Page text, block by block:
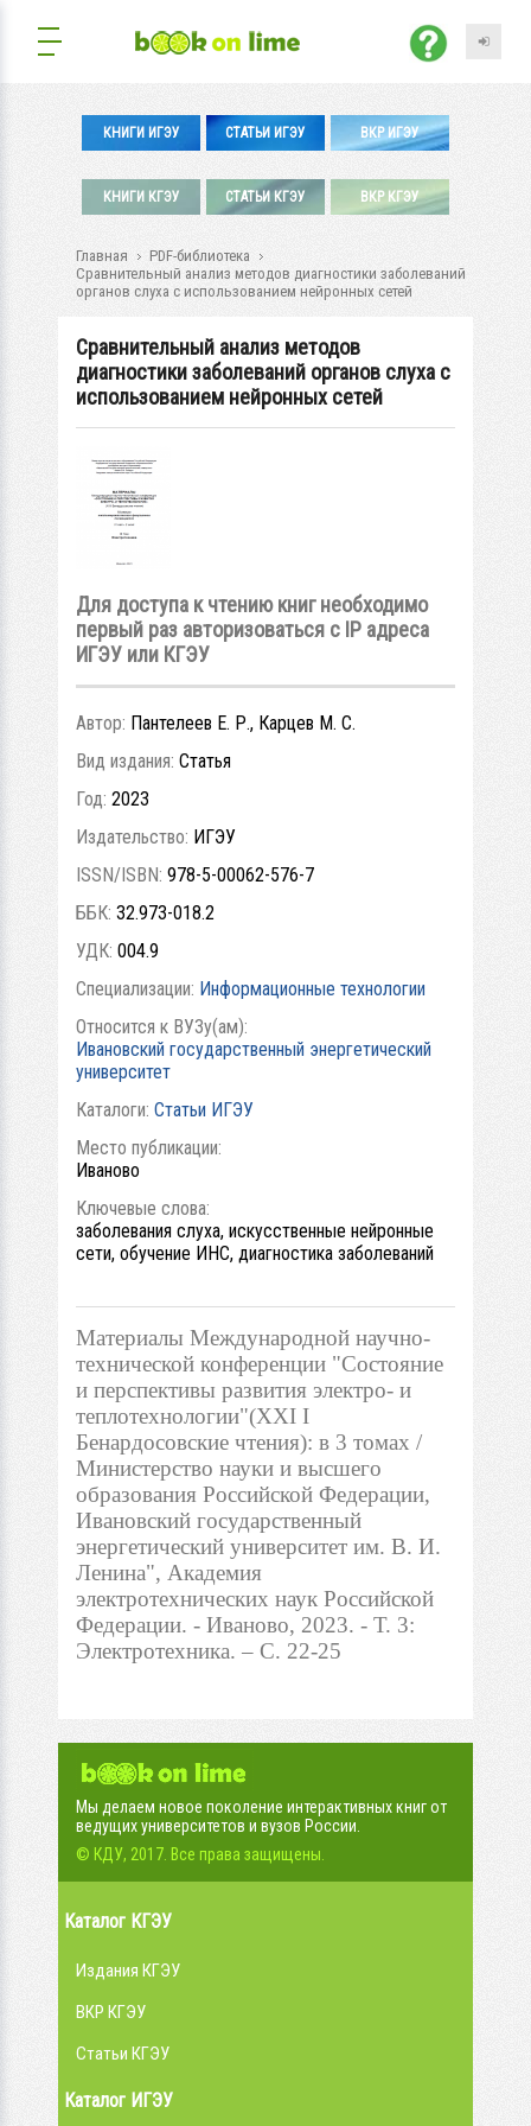
КНИГИ ИГЭУ СТАТЬИ ИГЭУ ВКР ИГЭУ
КНИГИ КГЭУ СТАТЬИ КГЭУ ВКР КГЭУ
Главная
PDF-библиотека
Сравнительный анализ методов диагностики заболеваний
органов слуха с использованием нейронных сетей
Сравнительный анализ методов
диагностики заболеваний органов слуха с
использованием нейронных сетей
Для доступа к чтению книг необходимо
первый раз авторизоваться с IP адреса
ИГЭУ или КГЭУ
Автор: Пантелеев Е. Р., Карцев М. С.
Вид издания: Статья
Год: 2023
Издательство: ИГЭУ
ISSN/ISBN: 978-5-00062-576-7
ББК: 32.973-018.2
УДК: 004.9
Специализации: Информационные технологии
Относится к ВУЗу(ам):
Ивановский государственный энергетический
университет
Каталоги: Статьи ИГЭУ
Место публикации:
Иваново
Ключевые слова:
заболевания слуха, искусственные нейронные
сети, обучение ИНС, диагностика заболеваний
Материалы Международной научно-
технической конференции "Состояние
и перспективы развития электро- и
теплотехнологии"(XXI I
Бенардосовские чтения): в 3 томах /
Министерство науки и высшего
образования Российской Федерации,
Ивановский государственный
энергетический университет им. В. И.
Ленина", Академия
электротехнических наук Российской
Федерации. - Иваново, 2023. - Т. 3:
Электротехника. – С. 22-25
Мы делаем новое поколение интерактивных книг от
ведущих университетов и вузов России.
© КДУ, 2017. Все права защищены.
Каталог КГЭУ
Издания КГЭУ
ВКР КГЭУ
Статьи КГЭУ
Каталог ИГЭУ